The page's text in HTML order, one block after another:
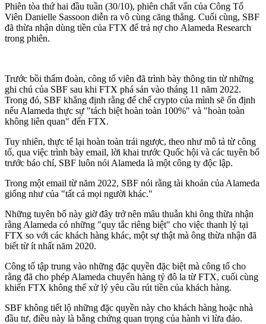
Phiên tòa thứ hai đầu tuần (30/10), phiên chất vấn của Công Tố
Viên Danielle Sassoon diễn ra vô cùng căng thẳng. Cuối cùng, SBF
đã thừa nhận dùng tiền của FTX để trả nợ cho Alameda Research
trong phiên.
Trước bồi thẩm đoàn, công tố viên đã trình bày thông tin từ những
ghi chú của SBF sau khi FTX phá sản vào tháng 11 năm 2022.
Trong đó, SBF khẳng định rằng đế chế crypto của mình sẽ ổn định
nếu Alameda thực sự "tách biệt hoàn toàn 100%" và "hoàn toàn
không liên quan" đến FTX.
Tuy nhiên, thực tế lại hoàn toàn trái ngược, theo như mô tả từ công
tố, qua việc trình bày email, lời khai trước Quốc hội và các tuyên bố
trước báo chí, SBF luôn nói Alameda là một công ty độc lập.
Trong một email từ năm 2022, SBF nói rằng tài khoản của Alameda
giống như của "tất cả mọi người khác."
Những tuyên bố này giờ đây trở nên mâu thuẫn khi ông thừa nhận
rằng Alameda có những "quy tắc riêng biệt" cho việc thanh lý tại
FTX so với các khách hàng khác, một sự thật mà ông thừa nhận đã
biết từ ít nhất năm 2020.
Công tố tập trung vào những đặc quyền đặc biệt mà công tố cho
rằng đã cho phép Alameda chuyển hàng tỷ đô la từ FTX, cuối cùng
khiến FTX không thể xử lý yêu cầu rút tiền của khách hàng.
SBF không tiết lộ những đặc quyền này cho khách hàng hoặc nhà
đầu tư, điều này là bằng chứng quan trọng của hành vi lừa đảo.